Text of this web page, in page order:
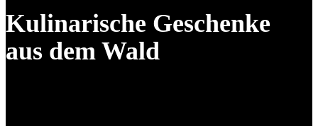
Kulinarische Geschenke
aus dem Wald